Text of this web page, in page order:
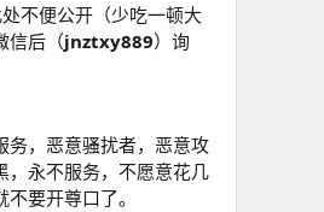
不便公开（少吃一顿大
信后（jnztxy889）询
务，恶意骚扰者，恶意攻
，永不服务，不愿意花几
要开尊口了。